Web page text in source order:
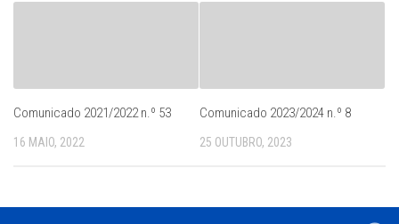
Comunicado 2021/2022 n.º 53
16 MAIO, 2022
Comunicado 2023/2024 n.º 8
25 OUTUBRO, 2023